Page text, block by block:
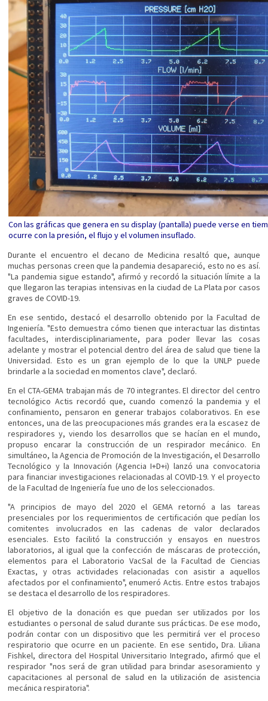
Con las gráficas que genera en su display (pantalla) puede verse en
ocurre con la presión, el flujo y el volumen insuflado.
Durante el encuentro el decano de Medicina resaltó que, aunque
muchas personas creen que la pandemia desapareció, esto no es así.
"La pandemia sigue estando", afirmó y recordó la situación límite a la
que llegaron las terapias intensivas en la ciudad de La Plata por casos
graves de COVID-19.
En ese sentido, destacó el desarrollo obtenido por la Facultad de
Ingeniería. "Esto demuestra cómo tienen que interactuar las distintas
facultades, interdisciplinariamente, para poder llevar las cosas
adelante y mostrar el potencial dentro del área de salud que tiene la
Universidad. Esto es un gran ejemplo de lo que la UNLP puede
brindarle a la sociedad en momentos clave", declaró.
En el CTA-GEMA trabajan más de 70 integrantes. El director del centro
tecnológico Actis recordó que, cuando comenzó la pandemia y el
confinamiento, pensaron en generar trabajos colaborativos. En ese
entonces, una de las preocupaciones más grandes era la escasez de
respiradores y, viendo los desarrollos que se hacían en el mundo,
propuso encarar la construcción de un respirador mecánico. En
simultáneo, la Agencia de Promoción de la Investigación, el Desarrollo
Tecnológico y la Innovación (Agencia I+D+i) lanzó una convocatoria
para financiar investigaciones relacionadas al COVID-19. Y el proyecto
de la Facultad de Ingeniería fue uno de los seleccionados.
"A principios de mayo del 2020 el GEMA retornó a las tareas
presenciales por los requerimientos de certificación que pedían los
comitentes involucrados en las cadenas de valor declarados
esenciales. Esto facilitó la construcción y ensayos en nuestros
laboratorios, al igual que la confección de máscaras de protección,
elementos para el Laboratorio VacSal de la Facultad de Ciencias
Exactas, y otras actividades relacionadas con asistir a aquellos
afectados por el confinamiento", enumeró Actis. Entre estos trabajos
se destaca el desarrollo de los respiradores.
El objetivo de la donación es que puedan ser utilizados por los
estudiantes o personal de salud durante sus prácticas. De ese modo,
podrán contar con un dispositivo que les permitirá ver el proceso
respiratorio que ocurre en un paciente. En ese sentido, Dra. Liliana
Fishkel, directora del Hospital Universitario Integrado, afirmó que el
respirador "nos será de gran utilidad para brindar asesoramiento y
capacitaciones al personal de salud en la utilización de asistencia
mecánica respiratoria".